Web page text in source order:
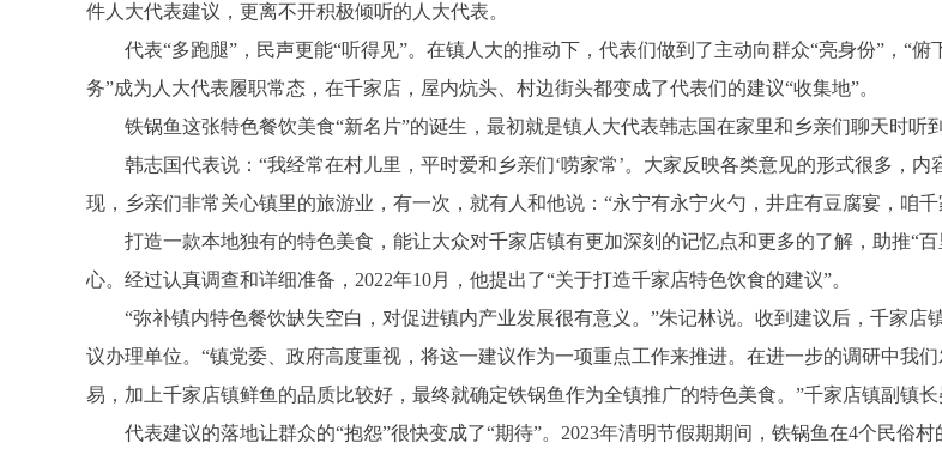
件人大代表建议，更离不开积极倾听的人大代表。
代表“多跑腿”，民声更能“听得见”。在镇人大的推动下，代表们做到了主动向群众“亮身份”，“俯
务”成为人大代表履职常态，在千家店，屋内炕头、村边街头都变成了代表们的建议“收集地”。
铁锅鱼这张特色餐饮美食“新名片”的诞生，最初就是镇人大代表韩志国在家里和乡亲们聊天时听到
韩志国代表说：“我经常在村儿里，平时爱和乡亲们‘唠家常’。大家反映各类意见的形式很多，内
现，乡亲们非常关心镇里的旅游业，有一次，就有人和他说：“永宁有永宁火勺，井庄有豆腐宴，咱
打造一款本地独有的特色美食，能让大众对千家店镇有更加深刻的记忆点和更多的了解，助推“百
心。经过认真调查和详细准备，2022年10月，他提出了“关于打造千家店特色饮食的建议”。
“弥补镇内特色餐饮缺失空白，对促进镇内产业发展很有意义。”朱记林说。收到建议后，千家店
议办理单位。“镇党委、政府高度重视，将这一建议作为一项重点工作来推进。在进一步的调研中我
易，加上千家店镇鲜鱼的品质比较好，最终就确定铁锅鱼作为全镇推广的特色美食。”千家店镇副镇长
代表建议的落地让群众的“抱怨”很快变成了“期待”。2023年清明节假期期间，铁锅鱼在4个民俗